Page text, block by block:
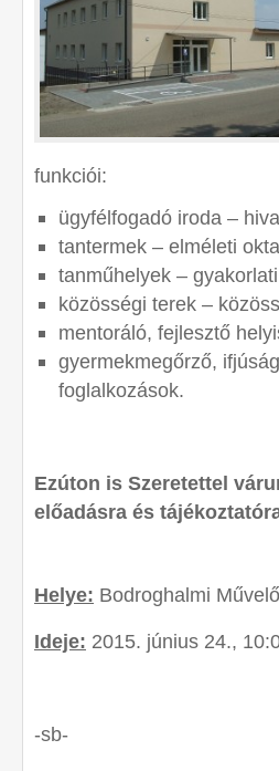
funkciói:
ügyfélfogadó iroda –
tantermek – elméleti
tanműhelyek –
közösségi terek –
mentoráló, fejlesztő
gyermekmegőrző,
foglalkozások.
Ezúton is Szeretettel
előadásra és
Helye: Bodroghalmi
Ideje: 2015. június 24.,
-sb-